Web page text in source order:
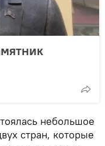
небольшое
стран, которые